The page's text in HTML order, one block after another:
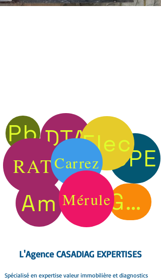
DPE
DTA
Am Gaz
Pb
RAT
Elec
Carrez
Mérule
L'Agence CASADIAG EXPERTISES
Spécialisé en expertise valeur immobilière et diagnostics